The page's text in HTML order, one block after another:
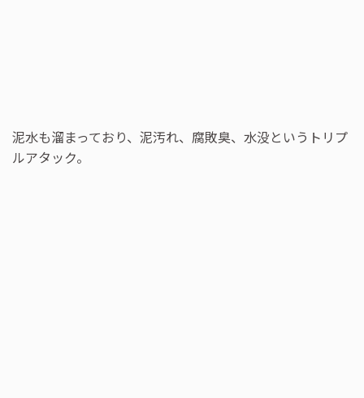
泥水も溜まっており、泥汚れ、腐敗臭、水没というトリプ
ルアタック。